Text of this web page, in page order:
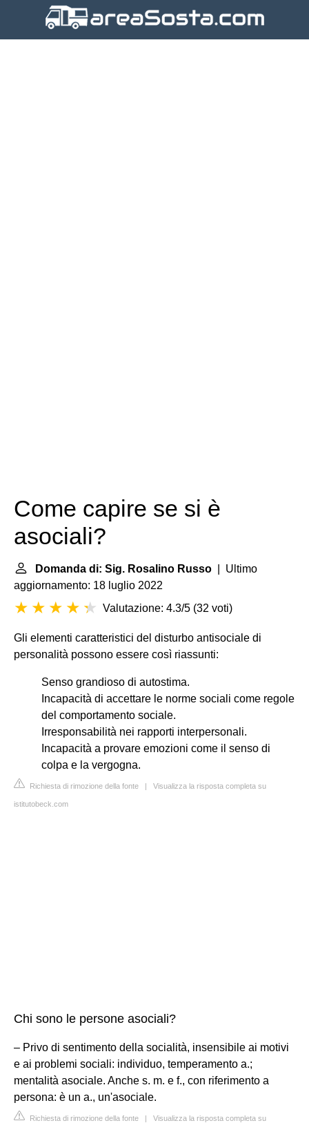
Come capire se si è
asociali?
Domanda di: Sig. Rosalino Russo | Ultimo
aggiornamento: 18 luglio 2022
Valutazione: 4.3/5 (32 voti)
Gli elementi caratteristici del disturbo antisociale di
personalità possono essere così riassunti:
Senso grandioso di autostima.
Incapacità di accettare le norme sociali come regole
del comportamento sociale.
Irresponsabilità nei rapporti interpersonali.
Incapacità a provare emozioni come il senso di
colpa e la vergogna.
Richiesta di rimozione della fonte | Visualizza la risposta completa su
istitutobeck.com
Chi sono le persone asociali?
– Privo di sentimento della socialità, insensibile ai motivi
e ai problemi sociali: individuo, temperamento a.;
mentalità asociale. Anche s. m. e f., con riferimento a
persona: è un a., un'asociale.
Richiesta di rimozione della fonte | Visualizza la risposta completa su